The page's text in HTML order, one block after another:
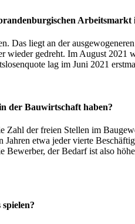
Arbeitsmarkt
liegt an der
gedreht. Im August
lag im Juni 2021
der Bauwirtschaft haben?
der freien Stellen im
etwa jeder vierte
der Bedarf ist also